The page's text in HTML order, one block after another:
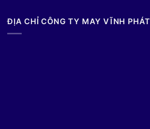
ĐỊA CHỈ CÔNG TY MAY VĨNH PHÁT